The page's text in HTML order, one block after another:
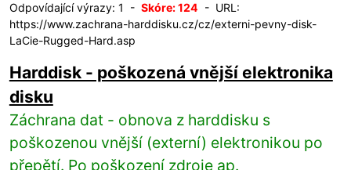
Odpovídající výrazy: 1 - Skóre: 124 - URL:
https://www.zachrana-harddisku.cz/cz/externi-pevny-disk-
LaCie-Rugged-Hard.asp
Harddisk - poškozená vnější elektronika
disku
Záchrana dat - obnova z harddisku s
poškozenou vnější (externí) elektronikou po
přepětí. Po poškození zdroje ap.